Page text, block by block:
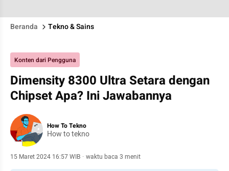
Beranda Tekno & Sains
Konten dari Pengguna
Dimensity 8300 Ultra Setara dengan
Chipset Apa? Ini Jawabannya
How To Tekno
How to tekno
15 Maret 2024 16:57 WIB · waktu baca 3 menit